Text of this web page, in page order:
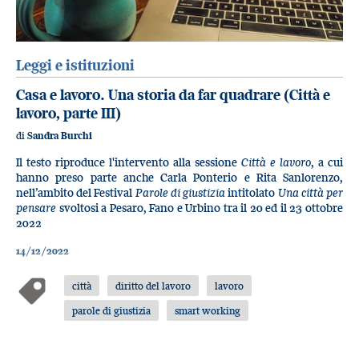
Leggi e istituzioni
Casa e lavoro. Una storia da far quadrare (Città e
lavoro, parte III)
di Sandra Burchi
Il testo riproduce l'intervento alla sessione Città e lavoro, a cui
hanno preso parte anche Carla Ponterio e Rita Sanlorenzo,
nell’ambito del Festival Parole di giustiziaintitolato Una città per
pensare svoltosi a Pesaro, Fano e Urbino tra il 20 ed il 23 ottobre
2022
14/12/2022
città diritto del lavoro
lavoro
parole di giustizia
smart working